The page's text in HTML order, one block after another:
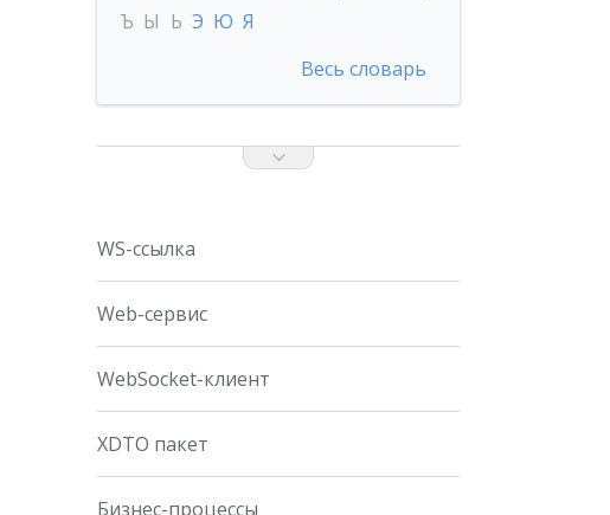
Ъ Ы Ь Э Ю Я
Весь словарь
WS-ссылка
Web-сервис
WebSocket-клиент
XDTO пакет
Бизнес-процессы